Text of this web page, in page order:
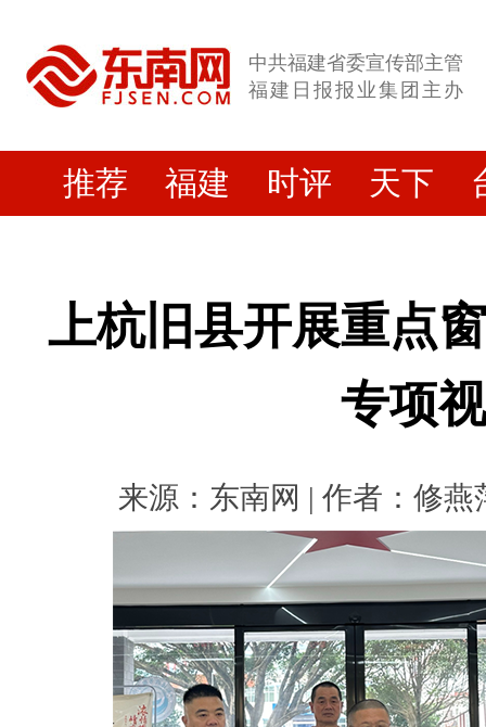
中共福建省委宣传部主管
福建日报报业集团主办
推荐 福建 时评 天下
上杭旧县开展重点
专项
来源：东南网 | 作者：修燕